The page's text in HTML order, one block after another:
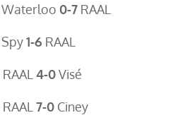
Waterloo 0-7 RAAL
Spy1-6 RAAL
RAAL 4-0Visé
RAAL 7-0 Ciney